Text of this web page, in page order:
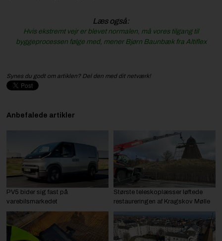
Læs også:
Hvis ekstremt vejr er blevet normalen, må vores tilgang til
byggeprocessen følge med, mener Bjørn Baunbæk fra Altiflex
Synes du godt om artiklen? Del den med dit netværk!
Anbefalede artikler
PV5 bider sig fast på
varebilsmarkedet
Største teleskoplæsser løftede
restaureringen af Kragskov Mølle